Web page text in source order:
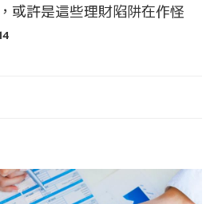
或許是這些理財陷阱在作怪